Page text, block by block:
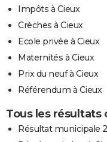
Impôts à Cieux
Crèches à Cieux
Ecole privée à Cieux
Maternités à Cieux
Prix du neuf à Cieux
Référendum à Cieux
Tous les résultats
Résultat municipale